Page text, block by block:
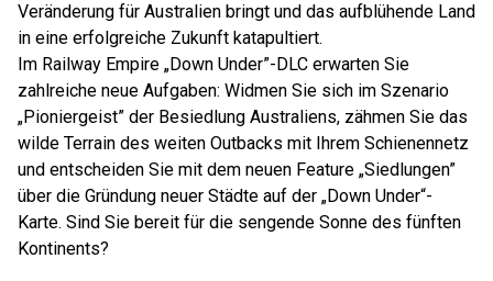
Veränderung für Australien bringt und das aufblühende Land
in eine erfolgreiche Zukunft katapultiert.
Im Railway Empire „Down Under”-DLC erwarten Sie
zahlreiche neue Aufgaben: Widmen Sie sich im Szenario
„Pioniergeist” der Besiedlung Australiens, zähmen Sie das
wilde Terrain des weiten Outbacks mit Ihrem Schienennetz
und entscheiden Sie mit dem neuen Feature „Siedlungen”
über die Gründung neuer Städte auf der „Down Under“-
Karte. Sind Sie bereit für die sengende Sonne des fünften
Kontinents?